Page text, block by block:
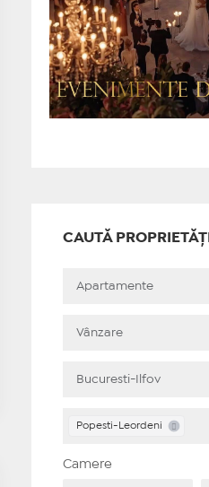
CAUTĂ PROPRIETĂȚI
Popesti-Leordeni
Camere